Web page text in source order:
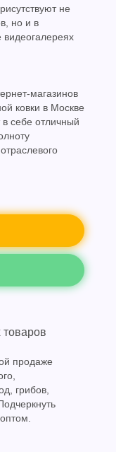
не
но и в
видеогалереях
магазинов
ковки в Москве
себе отличный
продаже
грибов,